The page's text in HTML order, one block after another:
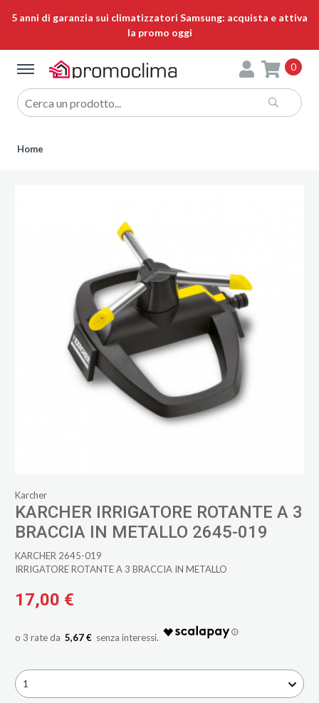
5 anni di garanzia sui climatizzatori Samsung: acquista e attiva
la promo oggi
0
Home
Karcher
KARCHER IRRIGATORE ROTANTE A 3
BRACCIA IN METALLO 2645-019
KARCHER 2645-019
IRRIGATORE ROTANTE A 3 BRACCIA IN METALLO
17,00 €
5,67 €
1